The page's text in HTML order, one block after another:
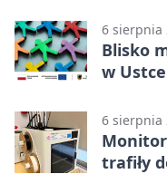
6 sierpnia
Blisko
w
6 sierpnia
trafiły